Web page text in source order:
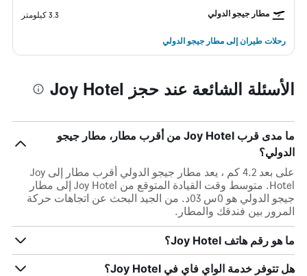
مطار جيجو الدولي 3.3 كيلومتر
رحلات طيران إلى مطار جيجو الدولي
الأسئلة الشائعة عند حجز Joy Hotel
ما مدى قرب Joy Hotel من أقرب مطار، مطار جيجو
الدولي؟
على بعد 4.2 كم ، يعد مطار جيجو الدولي أقرب مطار إلى Joy
Hotel. متوسط وقت القيادة المتوقع من Joy Hotel إلى مطار
جيجو الدولي هو 0س 03د. من الجيد البحث عن اتجاهات حركة
المرور بين فندقك والمطار.
ما هو رقم هاتف Joy Hotel؟
هل تتوفر خدمة الواي فاي في Joy Hotel؟